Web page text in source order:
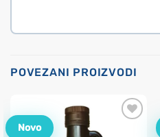
POVEZANI PROIZVODI
Novo